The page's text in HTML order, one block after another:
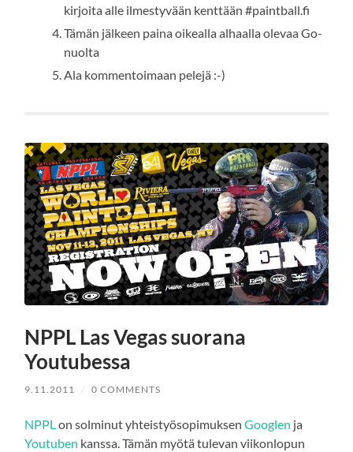
kirjoita alle ilmestyvään kenttään #paintball.fi
Tämän jälkeen paina oikealla alhaalla olevaa Go-
nuolta
Ala kommentoimaan pelejä :-)
NPPL Las Vegas suorana
Youtubessa
9.11.2011 / 0 COMMENTS
NPPLon solminut yhteistyösopimuksenGooglen ja
Youtuben kanssa. Tämän myötä tulevan viikonlopun